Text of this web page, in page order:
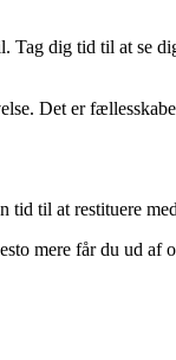
dig tid til at se
Det er
til at restituere
mere får du ud af